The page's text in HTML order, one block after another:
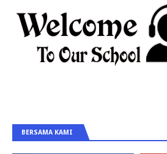
BERSAMA KAMI